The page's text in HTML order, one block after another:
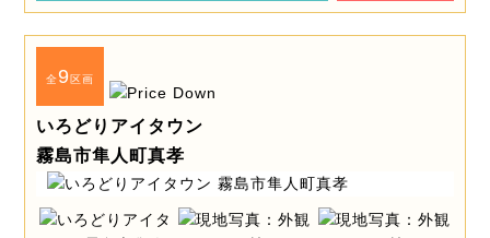
全9区画
いろどりアイタウン
霧島市隼人町真孝